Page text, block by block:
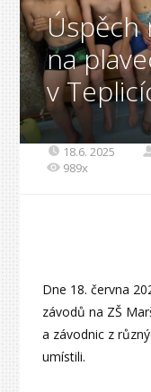
Úspěch
na
v
18.6. 2025
989x
Dne 18. června
závodů na ZŠ
a závodnic z
umístili.